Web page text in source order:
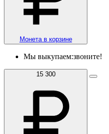
Монета в корзине
Мы выкупаем:звоните!
15 300